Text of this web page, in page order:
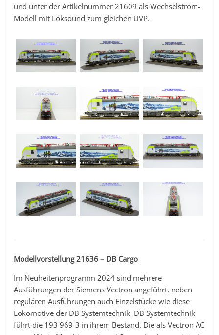
und unter der Artikelnummer 21609 als Wechselstrom-
Modell mit Loksound zum gleichen UVP.
Modellvorstellung 21636 – DB Cargo
Im Neuheitenprogramm 2024 sind mehrere
Ausführungen der Siemens Vectron angeführt, neben
regulären Ausführungen auch Einzelstücke wie diese
Lokomotive der DB Systemtechnik. DB Systemtechnik
führt die 193 969-3 in ihrem Bestand. Die als Vectron AC